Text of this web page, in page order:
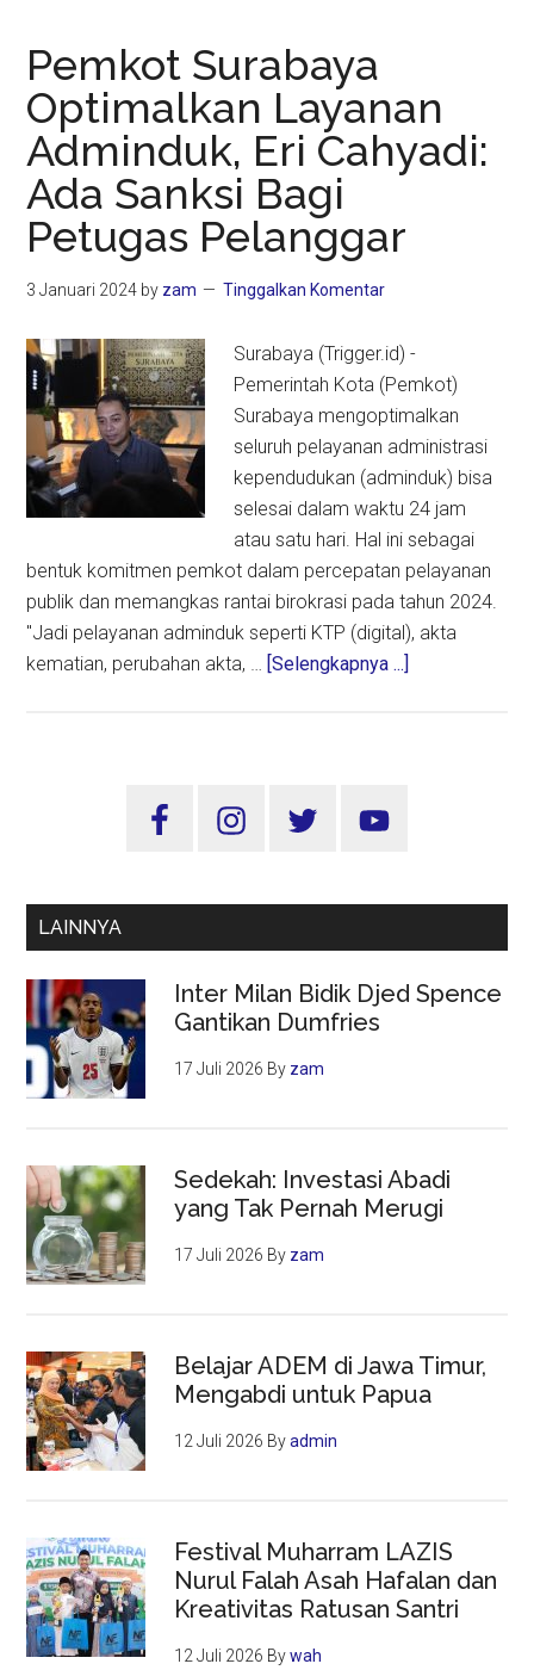
Pemkot Surabaya
Optimalkan Layanan
Adminduk, Eri Cahyadi:
Ada Sanksi Bagi
Petugas Pelanggar
3 Januari 2024 by zam Tinggalkan Komentar
Surabaya (Trigger.id) -
Pemerintah Kota (Pemkot)
Surabaya mengoptimalkan
seluruh pelayanan administrasi
kependudukan (adminduk) bisa
selesai dalam waktu 24 jam
atau satu hari. Hal ini sebagai
bentuk komitmen pemkot dalam percepatan pelayanan
publik dan memangkas rantai birokrasi pada tahun 2024.
"Jadi pelayanan adminduk seperti KTP (digital), akta
kematian, perubahan akta, … [Selengkapnya ...]
Ada
Petugas
Sidebar
LAINNYA
Inter Milan Bidik Djed Spence
Gantikan Dumfries
17 Juli 2026 By zam
Sedekah: Investasi Abadi
yang Tak Pernah Merugi
17 Juli 2026 By zam
Belajar ADEM di Jawa Timur,
Mengabdi untuk Papua
12 Juli 2026 Byadmin
Festival Muharram LAZIS
Nurul Falah Asah Hafalan dan
Kreativitas Ratusan Santri
12 Juli 2026 Bywah